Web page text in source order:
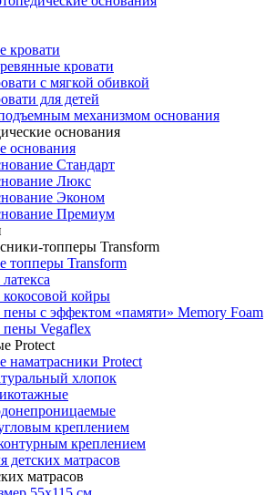
кровати
кровати
с мягкой обивкой
для детей
механизмом основания
основания
основания
Стандарт
Люкс
Эконом
Премиум
топперы Transform
топперы Transform
койры
с эффектом «памяти» Memory Foam
пены Vegaflex
Protect
наматрасники Protect
хлопок
креплением
креплением
детских матрасов
матрасов